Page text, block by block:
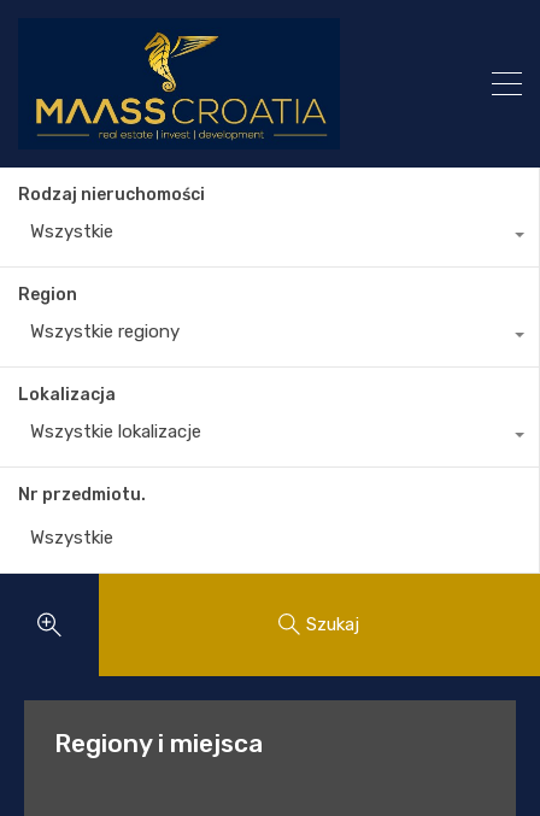
Rodzaj nieruchomości
Wszystkie
Region
Wszystkie regiony
Lokalizacja
Wszystkie lokalizacje
Nr przedmiotu.
Szukaj
Regiony i miejsca